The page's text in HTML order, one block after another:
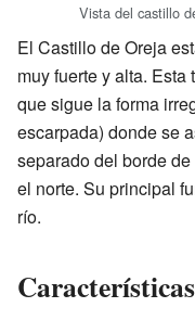
Vista del castillo
El Castillo de Oreja
muy fuerte y alta.
que sigue la forma
escarpada) donde se
separado del borde
el norte. Su principal
río.